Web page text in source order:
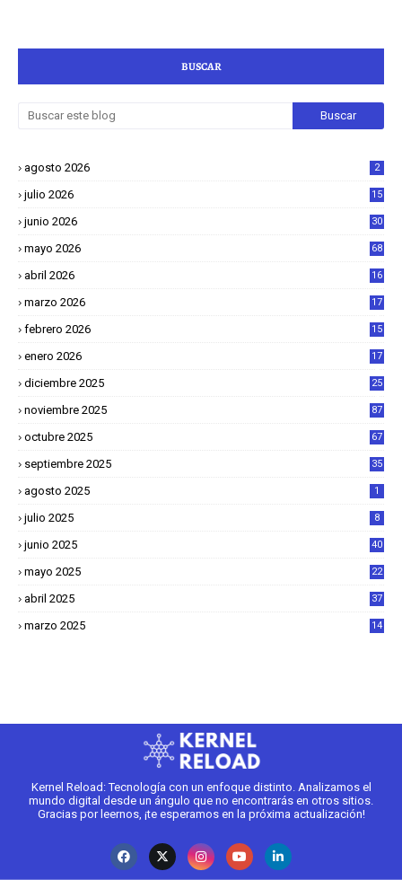
BUSCAR
agosto 2026 2
julio 2026 15
junio 2026 30
mayo 2026 68
abril 2026
16
marzo 2026
17
febrero 2026
15
enero 2026
17
diciembre 2025
25
noviembre 2025 87
octubre 2025 67
septiembre 2025 35
agosto 2025 1
julio 2025 8
junio 2025 40
mayo 2025
22
abril 2025
37
marzo 2025
14
Kernel Reload: Tecnología con un enfoque distinto. Analizamos el
mundo digital desde un ángulo que no encontrarás en otros sitios.
Gracias por leernos, ¡te esperamos en la próxima actualización!